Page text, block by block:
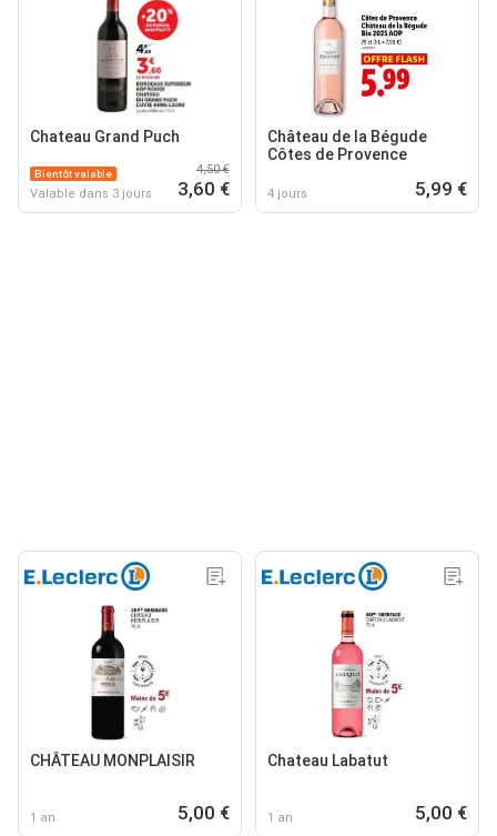
Chateau Grand Puch
Bientôt valable
Valable dans 3 jours
4,50 €
3,60 €
Château de la Bégude
Côtes de Provence
4 jours 5,99 €
CHÂTEAU MONPLAISIR
1 an 5,00 €
Chateau Labatut
1 an 5,00 €